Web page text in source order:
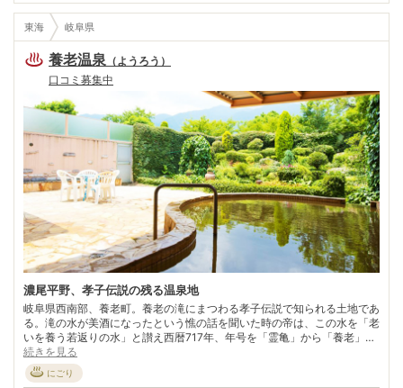
東海 岐阜県
養老温泉 （ ようろう ）
口コミ募集中
濃尾平野、孝子伝説の残る温泉地
岐阜県西南部、養老町。養老の滝にまつわる孝子伝説で知られる土地であ
る。滝の水が美酒になったという憔の話を聞いた時の帝は、この水を「老
いを養う若返りの水」と讃え西暦717年、年号を「霊亀」から「養老」に
改元したといわれている。 観光地としても有名な落差32m、幅4m養老の
滝は環境省の「名水百選」にも選ばれている。そんな養老の滝の程近くに
湧く温泉。のどかな温泉地で、東海圏だけでなく関西圏からも好アクセス
続きを見る
にごり